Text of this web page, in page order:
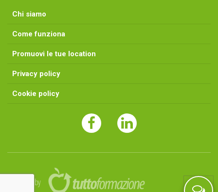
Chi siamo
Come funziona
Promuovi le tue location
Privacy policy
Cookie policy